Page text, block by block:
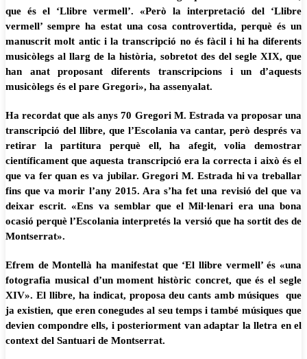
que és el ‘Llibre vermell’. «Però la interpretació del ‘Llibre
vermell’ sempre ha estat una cosa controvertida, perquè és un
manuscrit molt antic i la transcripció no és fàcil i hi ha diferents
musicòlegs al llarg de la història, sobretot des del segle XIX, que
han anat proposant diferents transcripcions i un d’aquests
musicòlegs és el pare Gregori», ha assenyalat.
Ha recordat que als anys 70 Gregori M. Estrada va proposar una
transcripció del llibre, que l’Escolania va cantar, però després va
retirar la partitura perquè ell, ha afegit, volia demostrar
científicament que aquesta transcripció era la correcta i això és el
que va fer quan es va jubilar. Gregori M. Estrada hi va treballar
fins que va morir l’any 2015. Ara s’ha fet una revisió del que va
deixar escrit. «Ens va semblar que el Mil·lenari era una bona
ocasió perquè l’Escolania interpretés la versió que ha sortit des de
Montserrat».
Efrem de Montellà ha manifestat que ‘El llibre vermell’ és «una
fotografia musical d’un moment històric concret, que és el segle
XIV». El llibre, ha indicat, proposa deu cants amb músiques que
ja existien, que eren conegudes al seu temps i també músiques que
devien compondre ells, i posteriorment van adaptar la lletra en el
context del Santuari de Montserrat.